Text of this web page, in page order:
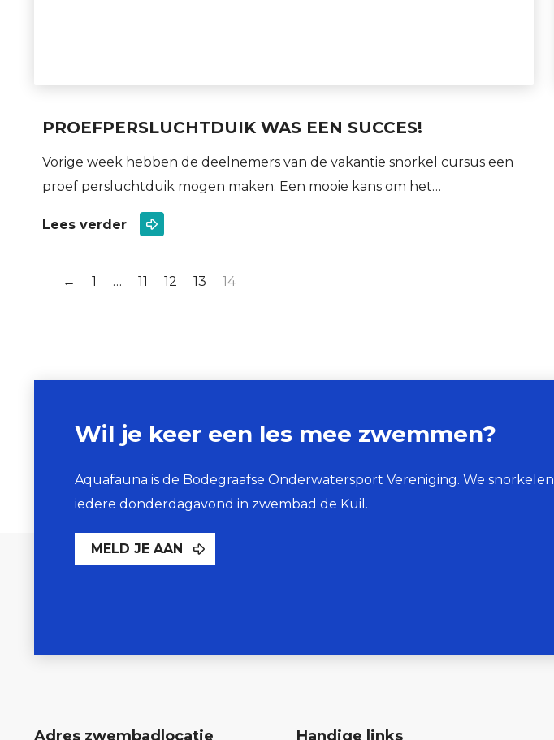
PROEFPERSLUCHTDUIK WAS EEN SUCCES!
Vorige week hebben de deelnemers van de vakantie snorkel cursus een
proef persluchtduik mogen maken. Een mooie kans om het…
Lees verder
← 1 … 11 12 13 14
Wil je keer een les mee zwemmen?
Aquafauna is de Bodegraafse Onderwatersport Vereniging. We snorkelen
iedere donderdagavond in zwembad de Kuil.
MELD JE AAN
Adres zwembadlocatie Handige links